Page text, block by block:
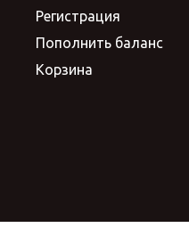
Регистрация
Пополнить баланс
Корзина